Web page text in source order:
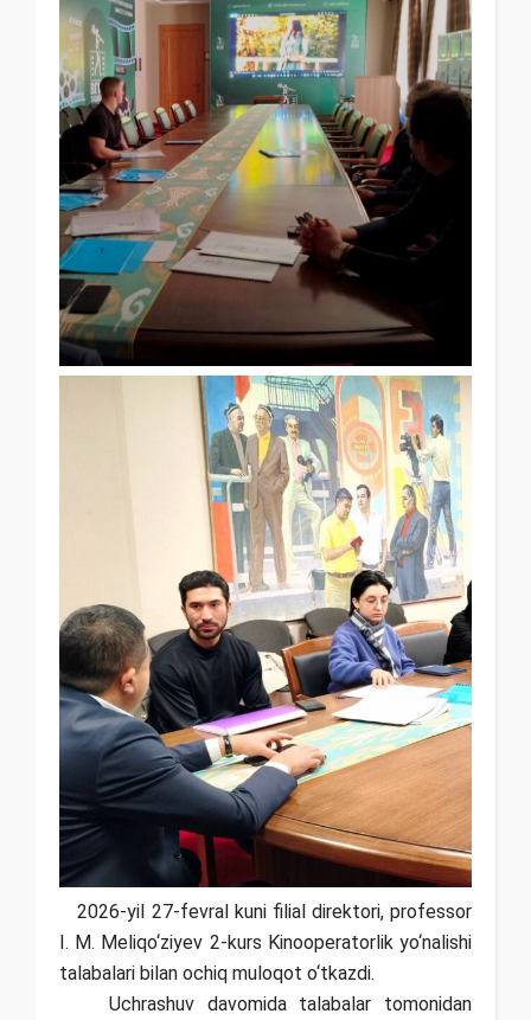
2026-yil 27-fevral kuni filial direktori, professor
I. M. Meliqo‘ziyev 2-kurs Kinooperatorlik yo‘nalishi
talabalari bilan ochiq muloqot o‘tkazdi.
Uchrashuv davomida talabalar tomonidan